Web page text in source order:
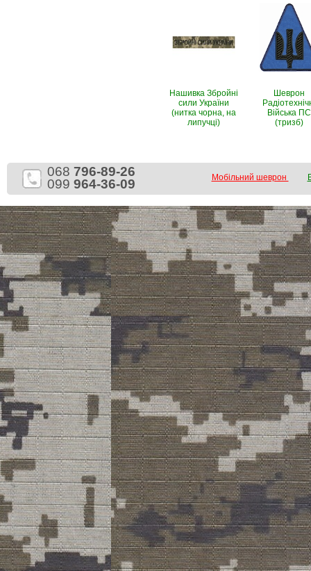
Нашивка Збройні
сили України
(нитка чорна, на
липучці)
Шеврон
Війська ПС
(тризб)
068 796-89-26
099 964-36-09 Мобільний шеврон